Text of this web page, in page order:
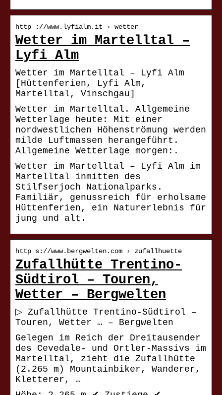
http ://www.lyfialm.it › wetter
Wetter im Martelltal –
Lyfi Alm
Wetter im Martelltal – Lyfi Alm
[Hüttenferien, Lyfi Alm,
Martelltal, Vinschgau]
Wetter im Martelltal. Allgemeine
Wetterlage heute: Mit einer
nordwestlichen Höhenströmung werden
milde Luftmassen herangeführt.
Allgemeine Wetterlage morgen:.
Wetter im Martelltal – Lyfi Alm im
Martelltal inmitten des
Stilfserjoch Nationalparks.
Familiär, genussreich für erholsame
Hüttenferien, ein Naturerlebnis für
jung und alt.
http s://www.bergwelten.com › zufallhuette
Zufallhütte Trentino-
Südtirol – Touren,
Wetter – Bergwelten
▷ Zufallhütte Trentino-Südtirol –
Touren, Wetter … – Bergwelten
Gelegen im Reich der Dreitausender
des Cevedale- und Ortler-Massivs im
Martelltal, zieht die Zufallhütte
(2.265 m) Mountainbiker, Wanderer,
Kletterer, …